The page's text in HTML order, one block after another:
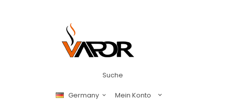
Suche
Germany Mein Konto